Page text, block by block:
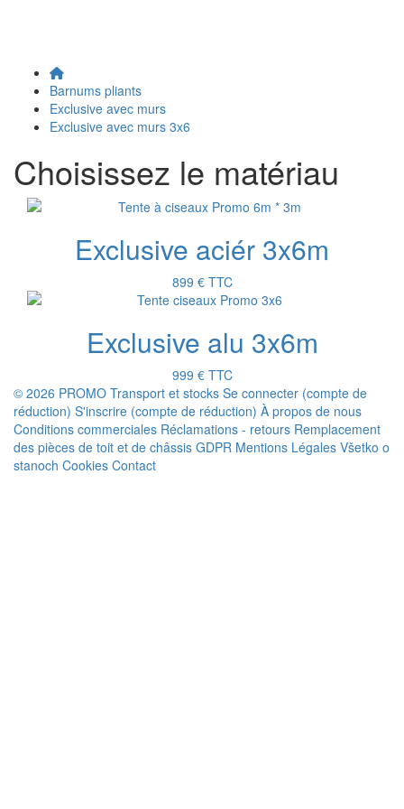
Barnums pliants
Exclusive avec murs
Exclusive avec murs 3x6
Choisissez le matériau
Exclusive aciér 3x6m
899 € TTC
Exclusive alu 3x6m
999 € TTC
© 2026 PROMO Transport et stocks Se connecter (compte de
réduction) S'inscrire (compte de réduction) À propos de nous
Conditions commerciales Réclamations - retours Remplacement
des pièces de toit et de châssis GDPR Mentions Légales Všetko o
stanoch Cookies Contact